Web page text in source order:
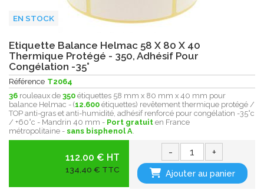
EN STOCK
Etiquette Balance Helmac 58 X 80 X 40
Thermique Protégé - 350, Adhésif Pour
Congélation -35°
Référence T2064
36 rouleaux de 350 étiquettes 58 mm x 80 mm x 40 mm pour
balance Helmac - (12.600 étiquettes) revêtement thermique protégé /
TOP anti-gras et anti-humidité, adhésif renforcé pour congélation -35°c
/ +60°c - Mandrin 40 mm - Port gratuit en France
métropolitaine - sans bisphenol A.
112.00 € HT
134,40 € TTC
- +
Ajouter au panier